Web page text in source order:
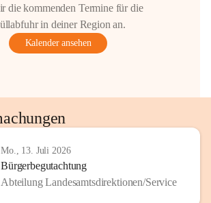
die kommenden Termine für die
in deiner Region an.
Kalender ansehen
Mo., 13. Juli 2026
Bürgerbegutachtung
Abteilung Landesamtsdirektionen/Service